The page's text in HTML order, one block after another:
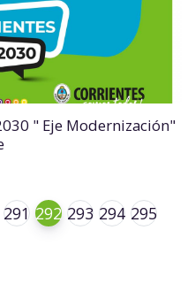
" Eje Modernización"
291 292 293 294 295